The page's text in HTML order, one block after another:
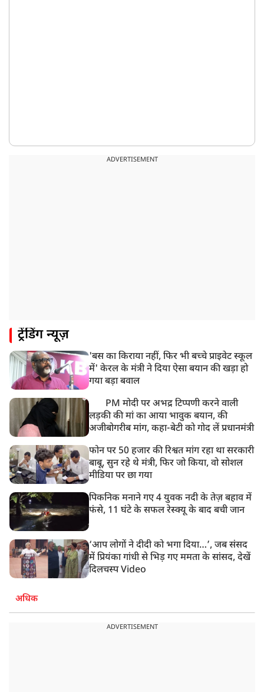
ADVERTISEMENT
ट्रेंडिंग न्यूज़
'बस का किराया नहीं, फिर भी बच्चे प्राइवेट स्कूल
में' केरल के मंत्री ने दिया ऐसा बयान की खड़ा हो
गया बड़ा बवाल
PM मोदी पर अभद्र टिप्पणी करने वाली
लड़की की मां का आया भावुक बयान, की
अजीबोगरीब मांग, कहा-बेटी को गोद लें प्रधानमंत्री
फोन पर 50 हजार की रिश्वत मांग रहा था सरकारी
बाबू, सुन रहे थे मंत्री, फिर जो किया, वो सोशल
मीडिया पर छा गया
पिकनिक मनाने गए 4 युवक नदी के तेज़ बहाव में
फंसे, 11 घंटे के सफल रेस्क्यू के बाद बची जान
‘आप लोगों ने दीदी को भगा दिया…’, जब संसद
में प्रियंका गांधी से भिड़ गए ममता के सांसद, देखें
दिलचस्प Video
अधिक
ADVERTISEMENT